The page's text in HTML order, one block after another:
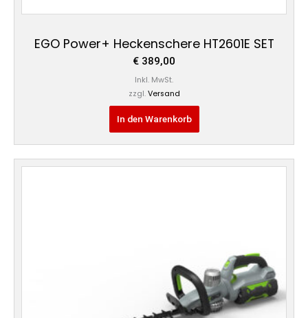
EGO Power+ Heckenschere HT2601E SET
€ 389,00
Inkl. MwSt.
zzgl. Versand
In den Warenkorb